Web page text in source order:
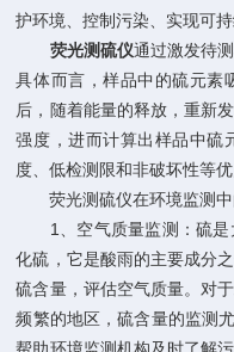
护环境、控制污染、实现可持
荧光测硫仪通过激发待
具体而言，样品中的硫元素
后，随着能量的释放，重新
强度，进而计算出样品中硫
度、低检测限和非破坏性等
荧光测硫仪在环境监测中
1、空气质量监测：硫是
化硫，它是酸雨的主要成分
硫含量，评估空气质量。对
频繁的地区，硫含量的监测